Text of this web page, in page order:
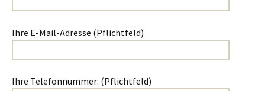
Ihre E-Mail-Adresse (Pflichtfeld)
Ihre Telefonnummer: (Pflichtfeld)